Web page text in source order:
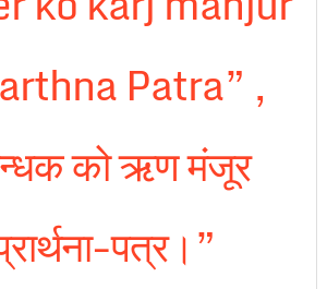
Patra” ,
को ऋण मंजूर
पत्र।”